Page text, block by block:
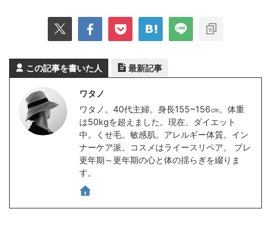
この記事を書いた人 最新記事
ワタノ
ワタノ。40代主婦。身長155~156㎝。体重
は50kgを超えました。現在、ダイエット
中。くせ毛。敏感肌。アレルギー体質。イン
ナーケア派。コスメはライースリペア。 プレ
更年期～更年期の心と体の揺らぎを綴りま
す。